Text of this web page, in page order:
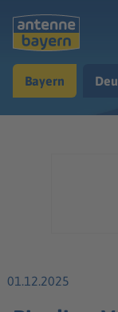
Musik & Radio
Bayern
01.12.2025